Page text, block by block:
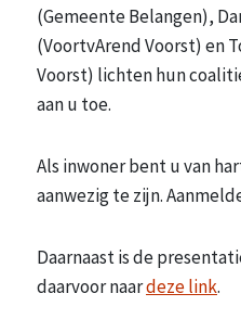
(Gemeente Belangen),
(VoortvArend Voorst) en
Voorst) lichten hun
aan u toe.
Als inwoner bent u van
aanwezig te zijn.
Daarnaast is de
daarvoor naardeze link.